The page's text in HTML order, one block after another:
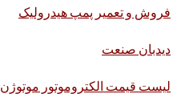
فروش و تعمیر پمپ هیدرولیک
دیدبان صنعت
لیست قیمت الکتروموتور موتوژن